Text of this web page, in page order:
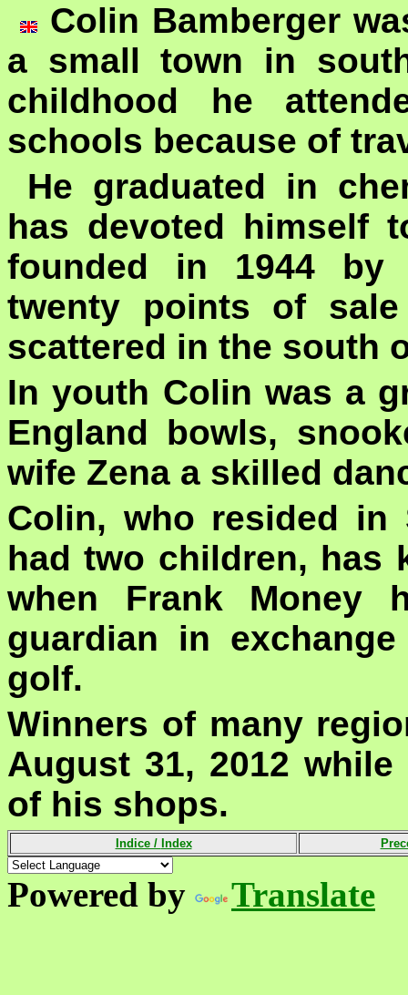
Colin Bamberger
a small town in
childhood he
schools because of
He graduated in
has devoted himself
founded in 1944 by
twenty points of sale
scattered in the south
In youth Colin was a
England bowls,
wife Zena a skilled
Colin, who resided in
had two children, has
when Frank
guardian in
golf.
Winners of many
August 31, 2012
of his shops.
Indice / Index
Powered by Translate